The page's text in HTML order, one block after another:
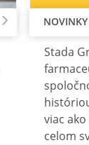
Stada
viac
celom